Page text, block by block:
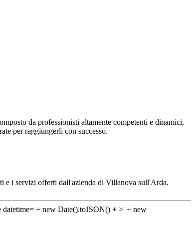
da professionisti altamente competenti e dinamici,
per raggiungerli con successo.
e i servizi offerti dall'azienda di Villanova sull'Arda.